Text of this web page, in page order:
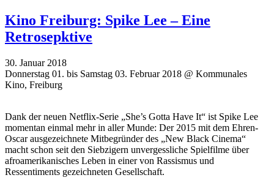
Kino Freiburg: Spike Lee – Eine
Retrosepktive
30. Januar 2018
Donnerstag 01. bis Samstag 03. Februar 2018 @ Kommunales
Kino, Freiburg
Dank der neuen Netflix-Serie „She’s Gotta Have It“ ist Spike Lee
momentan einmal mehr in aller Munde: Der 2015 mit dem Ehren-
Oscar ausgezeichnete Mitbegründer des „New Black Cinema“
macht schon seit den Siebzigern unvergessliche Spielfilme über
afroamerikanisches Leben in einer von Rassismus und
Ressentiments gezeichneten Gesellschaft.